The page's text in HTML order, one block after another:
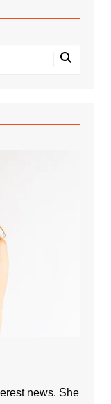
news. She